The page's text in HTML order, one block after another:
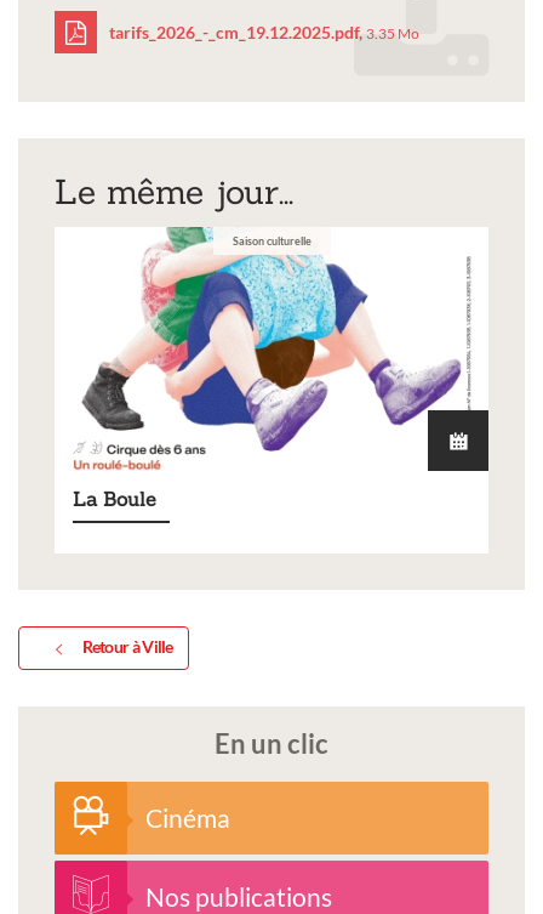
tarifs_2026_-
_cm_19.12.2025.pdf
tarifs_2026_-_cm_19.12.2025.pdf, 3.35 Mo
Le même jour...
Saison culturelle
La Boule
Retour à Ville
En un clic
Cinéma
Nos publications